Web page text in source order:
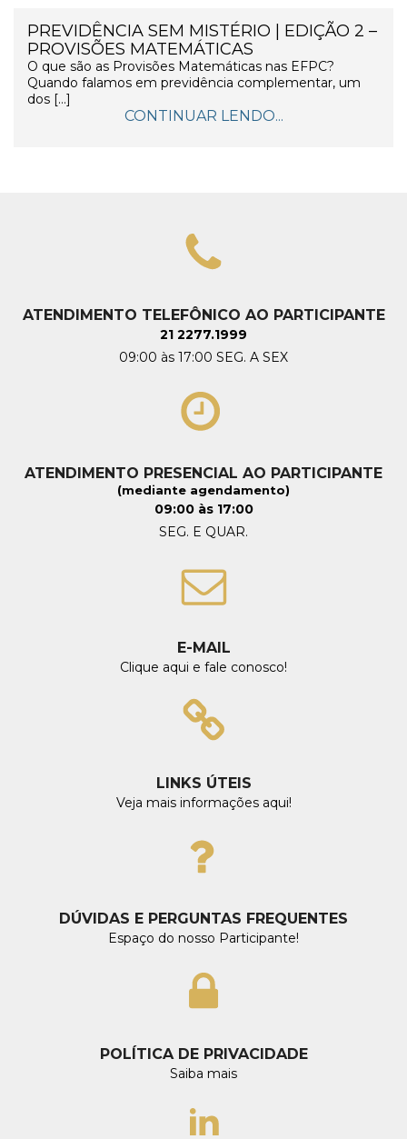
PREVIDÊNCIA SEM MISTÉRIO | EDIÇÃO 2 –
PROVISÕES MATEMÁTICAS
O que são as Provisões Matemáticas nas EFPC?
Quando falamos em previdência complementar, um
dos […]
CONTINUAR LENDO...
ATENDIMENTO TELEFÔNICO AO PARTICIPANTE
21 2277.1999
09:00 às 17:00 SEG. A SEX
ATENDIMENTO PRESENCIAL AO PARTICIPANTE
(mediante agendamento)
09:00 às 17:00
SEG. E QUAR.
E-MAIL
Clique aqui e fale conosco!
LINKS ÚTEIS
Veja mais informações aqui!
DÚVIDAS E PERGUNTAS FREQUENTES
Espaço do nosso Participante!
POLÍTICA DE PRIVACIDADE
Saiba mais